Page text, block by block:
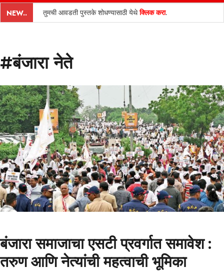
content
NEW.. तुमची आवडती पुस्तके शोधण्यासाठी येथेक्लिक करा.
#बंजारा नेते
बंजारा समाजाचा एसटी प्रवर्गात समावेश :
तरुण आणि नेत्यांची महत्वाची भूमिका